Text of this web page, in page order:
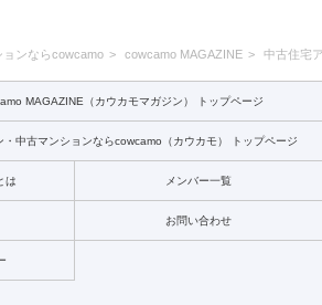
ンならcowcamo cowcamo MAGAZINE 中古住宅
MAGAZINE（カウカモマガジン） トップページ
中古マンションならcowcamo（カウカモ） トップページ
は メンバー一覧
お問い合わせ